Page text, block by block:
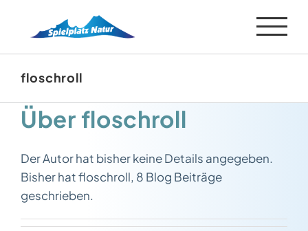
floschroll
Über floschroll
Der Autor hat bisher keine Details angegeben.
Bisher hat floschroll, 8 Blog Beiträge
geschrieben.